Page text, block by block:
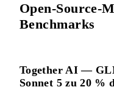
Open-Source-
Benchmarks
Together AI —
Sonnet 5 zu 20 %